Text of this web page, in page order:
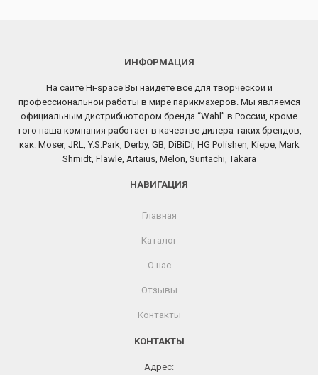
ИНФОРМАЦИЯ
На сайте Hi-space Вы найдете всё для творческой и
профессиональной работы в мире парикмахеров. Мы являемся
официальным дистрибьютором бренда “Wahl” в России, кроме
того наша компания работает в качестве дилера таких брендов,
как: Moser, JRL, Y.S.Park, Derby, GB, DiBiDi, HG Polishen, Kiepe, Mark
Shmidt, Flawle, Artaius, Melon, Suntachi, Takara
НАВИГАЦИЯ
Главная
Каталог
О нас
Отзывы
Контакты
КОНТАКТЫ
Адрес: